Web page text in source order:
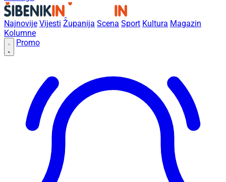
Najnovije Vijesti Županija Scena Sport Kultura Magazin
Kolumne
Promo